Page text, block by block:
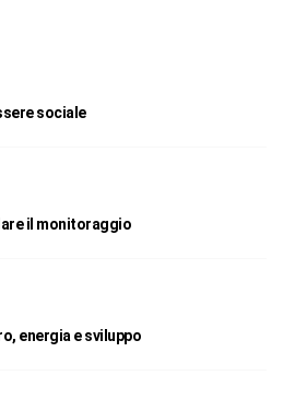
sociale
il monitoraggio
energia e sviluppo